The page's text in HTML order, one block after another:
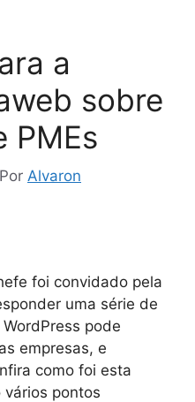
a
sobre
PMEs
Por Alvaron
foi convidado pela
uma série de
pode
empresas, e
como foi esta
pontos